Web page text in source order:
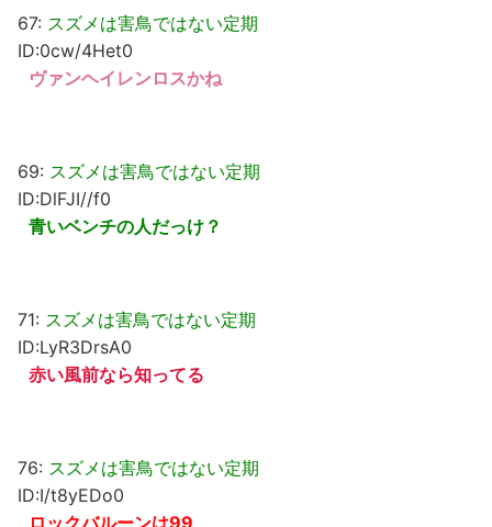
67: スズメは害鳥ではない定期
ID:0cw/4Het0
ヴァンヘイレンロスかね
69: スズメは害鳥ではない定期
ID:DlFJI//f0
青いベンチの人だっけ？
71: スズメは害鳥ではない定期
ID:LyR3DrsA0
赤い風前なら知ってる
76: スズメは害鳥ではない定期
ID:I/t8yEDo0
ロックバルーンは99